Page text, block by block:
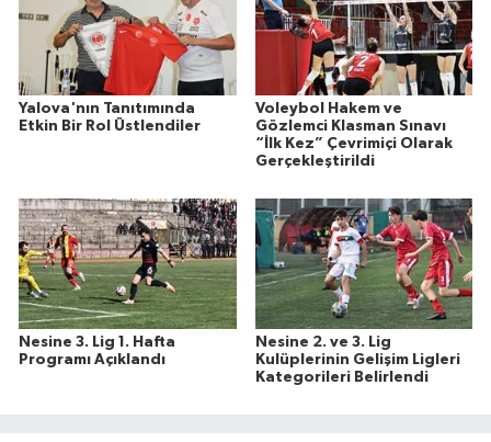
Yalova'nın Tanıtımında
Etkin Bir Rol Üstlendiler
Voleybol Hakem ve
Gözlemci Klasman Sınavı
“İlk Kez” Çevrimiçi Olarak
Gerçekleştirildi
Nesine 3. Lig 1. Hafta
Programı Açıklandı
Nesine 2. ve 3. Lig
Kulüplerinin Gelişim Ligleri
Kategorileri Belirlendi